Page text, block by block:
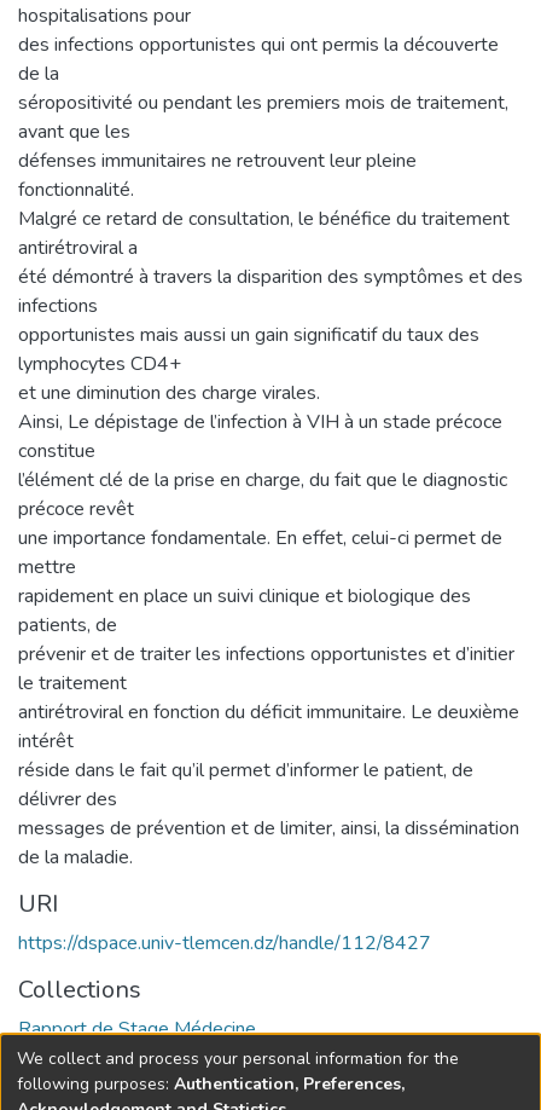
hospitalisations pour
des infections opportunistes qui ont permis la découverte
de la
séropositivité ou pendant les premiers mois de traitement,
avant que les
défenses immunitaires ne retrouvent leur pleine
fonctionnalité.
Malgré ce retard de consultation, le bénéfice du traitement
antirétroviral a
été démontré à travers la disparition des symptômes et des
infections
opportunistes mais aussi un gain significatif du taux des
lymphocytes CD4+
et une diminution des charge virales.
Ainsi, Le dépistage de l’infection à VIH à un stade précoce
constitue
l’élément clé de la prise en charge, du fait que le diagnostic
précoce revêt
une importance fondamentale. En effet, celui-ci permet de
mettre
rapidement en place un suivi clinique et biologique des
patients, de
prévenir et de traiter les infections opportunistes et d’initier
le traitement
antirétroviral en fonction du déficit immunitaire. Le deuxième
intérêt
réside dans le fait qu’il permet d’informer le patient, de
délivrer des
messages de prévention et de limiter, ainsi, la dissémination
de la maladie.
URI
https://dspace.univ-tlemcen.dz/handle/112/8427
Collections
Rapport de Stage Médecine
Full item page
We collect and process your personal information for the
following purposes: Authentication, Preferences,